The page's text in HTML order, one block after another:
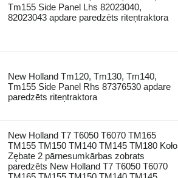
Tm155 Side Panel Lhs 82023040,
82023043 apdare paredzēts riteņtraktora
New Holland Tm120, Tm130, Tm140,
Tm155 Side Panel Rhs 87376530 apdare
paredzēts riteņtraktora
New Holland T7 T6050 T6070 TM165
TM155 TM150 TM140 TM145 TM180 Koło
Zębate 2 pārnesumkārbas zobrats
paredzēts New Holland T7 T6050 T6070